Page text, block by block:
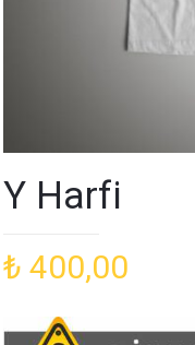
Y Harfi
₺ 400,00